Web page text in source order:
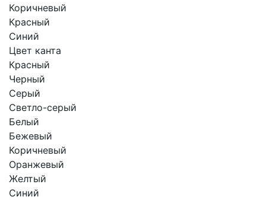
Коричневый
Красный
Синий
Цвет канта
Красный
Черный
Серый
Светло-серый
Белый
Бежевый
Коричневый
Оранжевый
Желтый
Синий